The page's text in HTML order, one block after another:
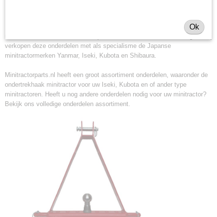
Minitractorparts heeft een groot assortiment onderdelen op het gebied van
minitractoren, miditractoren, compacttractoren en aanbouwwerktuigen. Wij
verkopen deze onderdelen met als specialisme de Japanse
minitractormerken Yanmar, Iseki, Kubota en Shibaura.
Minitractorparts.nl heeft een groot assortiment onderdelen, waaronder de
ondertrekhaak minitractor voor uw Iseki, Kubota en of ander type
minitractoren. Heeft u nog andere onderdelen nodig voor uw minitractor?
Bekijk ons volledige onderdelen assortiment.
Ok